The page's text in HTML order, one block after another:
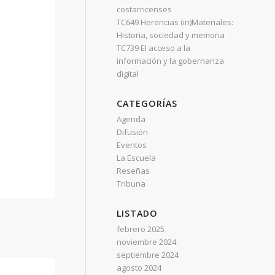
costarricenses
TC649 Herencias (in)Materiales:
Historia, sociedad y memoria
TC739 El acceso a la
información y la gobernanza
digital
CATEGORÍAS
Agenda
Difusión
Eventos
La Escuela
Reseñas
Tribuna
LISTADO
febrero 2025
noviembre 2024
septiembre 2024
agosto 2024